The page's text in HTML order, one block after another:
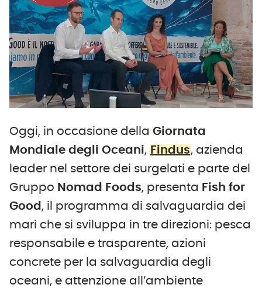
Oggi, in occasione della Giornata
Mondiale degli Oceani, Findus, azienda
leader nel settore dei surgelati e parte del
Gruppo Nomad Foods, presenta Fish for
Good , il programma di salvaguardia dei
mari che si sviluppa in tre direzioni: pesca
responsabile e trasparente, azioni
concrete per la salvaguardia degli
oceani, e attenzione all’ambiente